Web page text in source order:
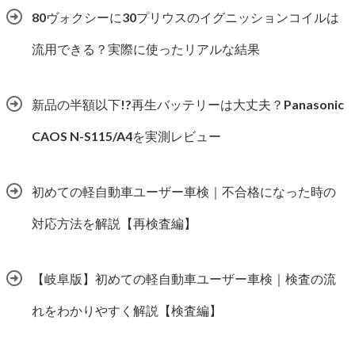
80ヴォクシーに30プリウスのイグニッションコイルは
流用できる？実際に使ったリアルな結果
新品の半額以下!?再生バッテリーは大丈夫？Panasonic
CAOS N-S115/A4を実測レビュー
初めての軽自動車ユーザー車検｜不合格になった時の
対応方法を解説【再検査編】
【岐阜版】初めての軽自動車ユーザー車検｜検査の流
れをわかりやすく解説【検査編】